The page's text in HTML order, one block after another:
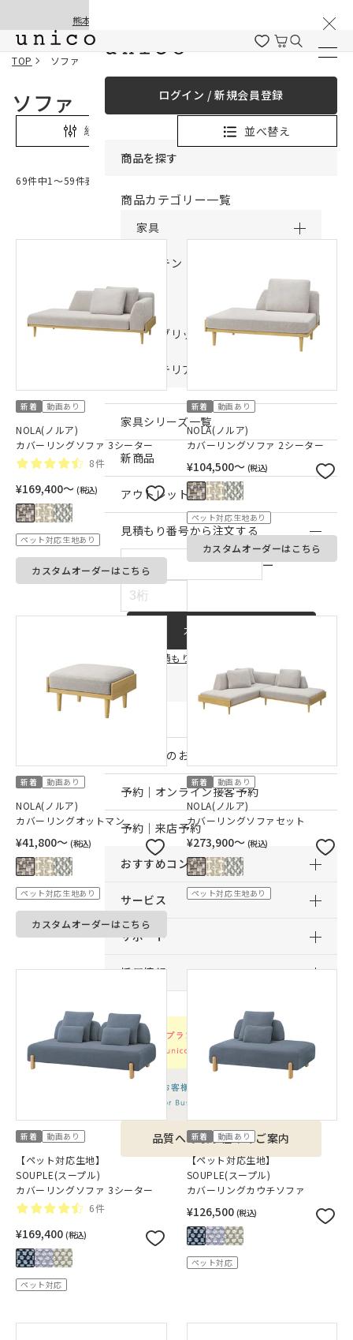
熊本地震の影響による配送遅延と停止について
ログイン / 新規会員登録
商品を探す
商品カテゴリー一覧
家具
カーテン
ラグ
ファブリック雑貨
インテリア雑貨・その他
家具シリーズ一覧
新商品
アウトレット商品
見積もり番号から注文する
ー
カートに入れる
見積もり連携についてはこちら
店舗情報
店舗からのお知らせ
予約｜オンライン接客予約
予約｜来店予約
おすすめコンテンツ
サービス
サポート
採用情報
品質への取り組みのご案内
TOP ソファ
ソファ
絞り込み 並べ替え
69件中1〜59件表示
新着 動画あり
NOLA(ノルア)
カバーリングソファ 3シーター
8件
¥169,400〜 (税込)
ペット対応生地あり
カスタムオーダーはこちら
新着 動画あり
NOLA(ノルア)
カバーリングソファ 2シーター
¥104,500〜 (税込)
ペット対応生地あり
カスタムオーダーはこちら
新着 動画あり
NOLA(ノルア)
カバーリングオットマン
¥41,800〜 (税込)
ペット対応生地あり
カスタムオーダーはこちら
新着 動画あり
NOLA(ノルア)
カバーリングソファセット
¥273,900〜 (税込)
ペット対応生地あり
新着 動画あり
【ペット対応生地】
SOUPLE(スープル)
カバーリングソファ 3シーター
6件
¥169,400 (税込)
ペット対応
新着 動画あり
【ペット対応生地】
SOUPLE(スープル)
カバーリングカウチソファ
¥126,500 (税込)
ペット対応